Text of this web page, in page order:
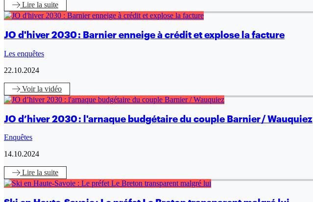
Lire la suite
JO d'hiver 2030 : Barnier enneige à crédit et explose la facture
Les enquêtes
22.10.2024
Voirla vidéo
JO d’hiver 2030 : l'arnaque budgétaire du couple Barnier / Wauquiez
Enquêtes
14.10.2024
Lire la suite